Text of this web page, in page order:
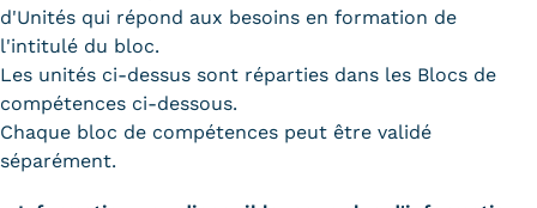
Former ses salariés
Accueillir un alternant ?
Taxe d'apprentissage
Infos enseignants
d'Unités qui répond aux besoins en formation de
l'intitulé du bloc.
Les unités ci-dessus sont réparties dans les Blocs de
compétences ci-dessous.
Chaque bloc de compétences peut être validé
séparément.